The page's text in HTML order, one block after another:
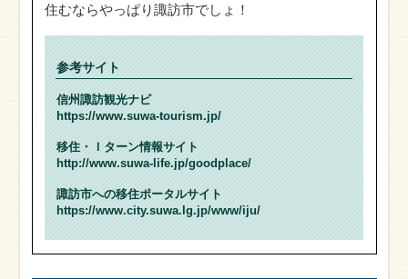
住むならやっぱり諏訪市でしょ！
参考サイト
信州諏訪観光ナビ
https://www.suwa-tourism.jp/
移住・Ｉターン情報サイト
http://www.suwa-life.jp/goodplace/
諏訪市への移住ポータルサイト
https://www.city.suwa.lg.jp/www/iju/